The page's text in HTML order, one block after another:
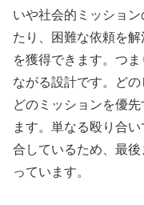
いや社会的ミッショ
たり、困難な依頼を
を獲得できます。つ
ながる設計です。どの
どのミッションを優
ます。単なる殴り合
合しているため、最
っています。